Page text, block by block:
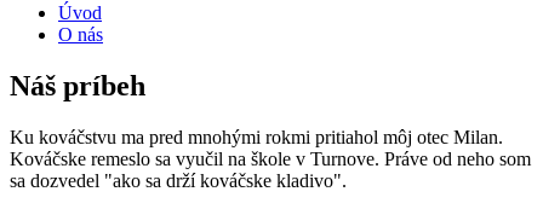
Úvod
O nás
Náš príbeh
Ku kováčstvu ma pred mnohými rokmi pritiahol môj otec Milan.
Kováčske remeslo sa vyučil na škole v Turnove. Práve od neho som
sa dozvedel "ako sa drží kováčske kladivo".